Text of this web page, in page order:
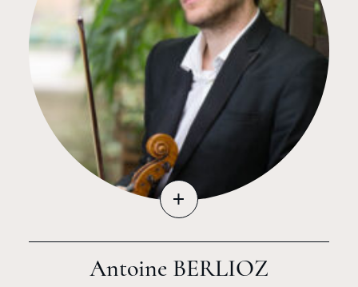
+
Antoine BERLIOZ